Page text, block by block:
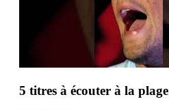
5 titres à écouter à la plage